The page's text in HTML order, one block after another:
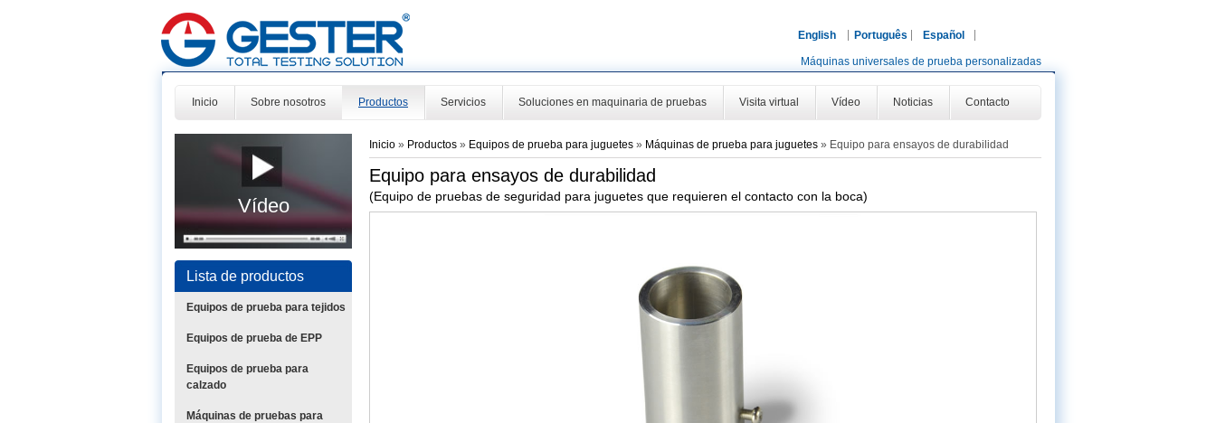
English Português Español
Máquinas universales de prueba personalizadas
Inicio Sobre nosotros Productos Servicios Soluciones en maquinaria de pruebas Visita virtual Vídeo Noticias Contacto
Vídeo
Lista de productos
Equipos de prueba para tejidos
Equipos de prueba de EPP
Equipos de prueba para
calzado
Máquinas de pruebas para
Inicio » Productos » Equipos de prueba para juguetes » Máquinas de prueba para juguetes » Equipo para ensayos de durabilidad
Equipo para ensayos de durabilidad
(Equipo de pruebas de seguridad para juguetes que requieren el contacto con la boca)